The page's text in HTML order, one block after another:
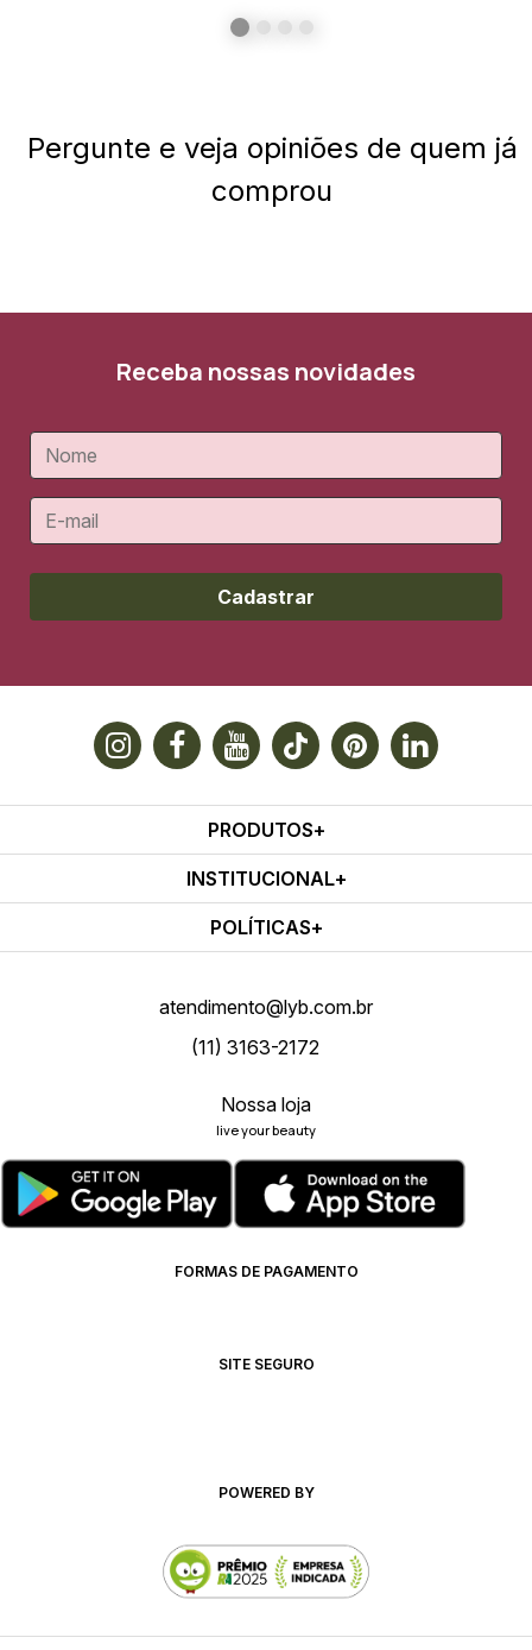
Pergunte e veja opiniões de quem já
comprou
Receba nossas novidades
Cadastrar
PRODUTOS
INSTITUCIONAL
POLÍTICAS
atendimento@lyb.com.br
(11) 3163-2172
Nossa loja
live your beauty
FORMAS DE PAGAMENTO
SITE SEGURO
POWERED BY